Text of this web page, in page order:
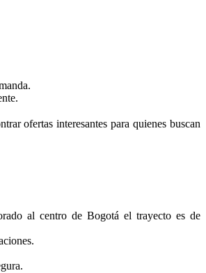
ofertas interesantes para quienes buscan
al centro de Bogotá el trayecto es de